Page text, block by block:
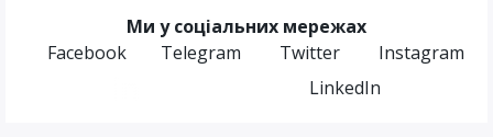
Ми у соціальних мережах
Facebook
Telegram Twitter
Instagram
LinkedIn